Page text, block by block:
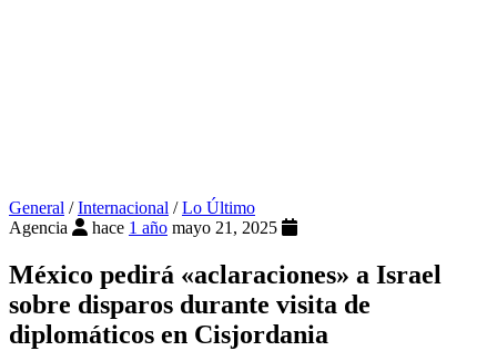
General /Internacional /Lo Último
Agencia
hace 1 año mayo 21, 2025
México pedirá «aclaraciones» a Israel
sobre disparos durante visita de
diplomáticos en Cisjordania